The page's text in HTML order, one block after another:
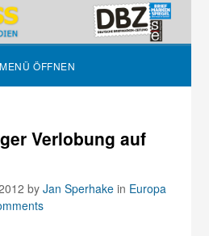
MENÜ ÖFFNEN
Verlobung auf
byJan Sperhake in Europa